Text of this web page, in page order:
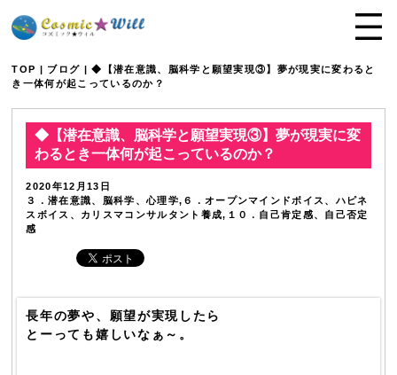
TOP | ブログ | ◆【潜在意識、脳科学と願望実現③】夢が現実に変わると
き一体何が起こっているのか？
◆【潜在意識、脳科学と願望実現③】夢が現実に変
わるとき一体何が起こっているのか？
2020年12月13日
３．潜在意識、脳科学、心理学,６．オープンマインドボイス、ハピネ
スボイス、カリスマコンサルタント養成,１０．自己肯定感、自己否定
感
長年の夢や、願望が実現したら
とーっても嬉しいなぁ～。